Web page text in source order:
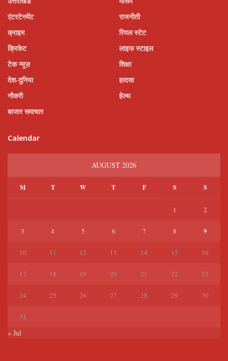
एंटरटेनमेंट
क्राइम
क्रिकेट
टेक न्यूज़
देश-दुनिया
नौकरी
बाजार समाचार
राजनीती
रियल स्टेट
लाइफ स्टाइल
शिक्षा
हादसा
हेल्थ
Calendar
AUGUST 2026
M T W T F S S
1 2
3 4 5 6 7 8 9
10 11 12 13 14 15 16
17 18 19 20 21 22 23
24 25 26 27 28 29 30
31
« Jul